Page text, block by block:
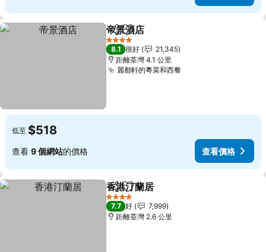
分享 放到收藏夾
帝景酒店
4 星級
8.1 很好
21,345
距離荃灣 4.1 公里
麗都軒的粵菜和西餐
低至 $518
查看 9 個網站的價格 查看價格
分享 放到收藏夾
香港汀蘭居
4 星級
7.7 好
7,999
距離荃灣 2.6 公里